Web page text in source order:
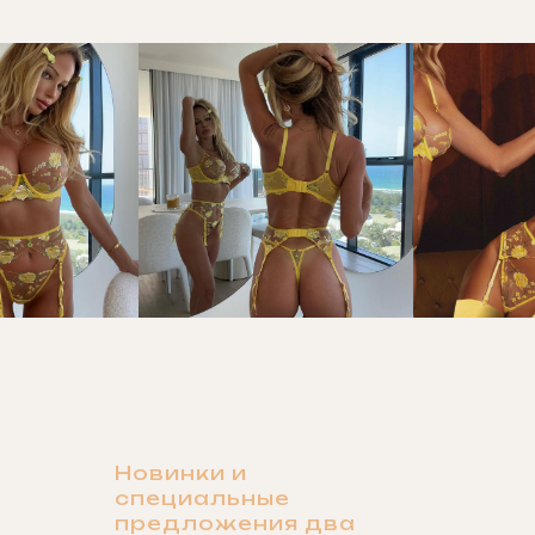
Новинки и
специальные
предложения два